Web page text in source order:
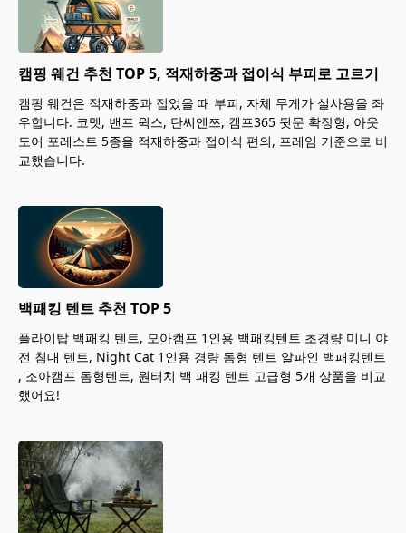
캠핑 웨건 추천 TOP 5, 적재하중과 접이식 부피로 고르기
캠핑 웨건은 적재하중과 접었을 때 부피, 자체 무게가 실사용을 좌
우합니다. 코멧, 밴프 윅스, 탄씨엔쯔, 캠프365 뒷문 확장형, 아웃
도어 포레스트 5종을 적재하중과 접이식 편의, 프레임 기준으로 비
교했습니다.
백패킹 텐트 추천 TOP 5
플라이탑 백패킹 텐트, 모아캠프 1인용 백패킹텐트 초경량 미니 야
전 침대 텐트, Night Cat 1인용 경량 돔형 텐트 알파인 백패킹텐트
, 조아캠프 돔형텐트, 원터치 백 패킹 텐트 고급형 5개 상품을 비교
했어요!